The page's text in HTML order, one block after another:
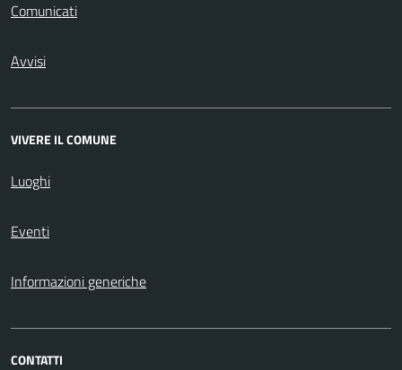
Comunicati
Avvisi
VIVERE IL COMUNE
Luoghi
Eventi
Informazioni generiche
CONTATTI